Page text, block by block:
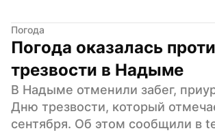
Погода
Погода оказалась
трезвости в Надыме
В Надыме отменили забег,
Дню трезвости, который
сентября. Об этом сообщили в